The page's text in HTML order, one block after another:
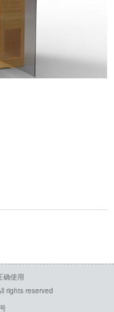
确使用
rights reserved